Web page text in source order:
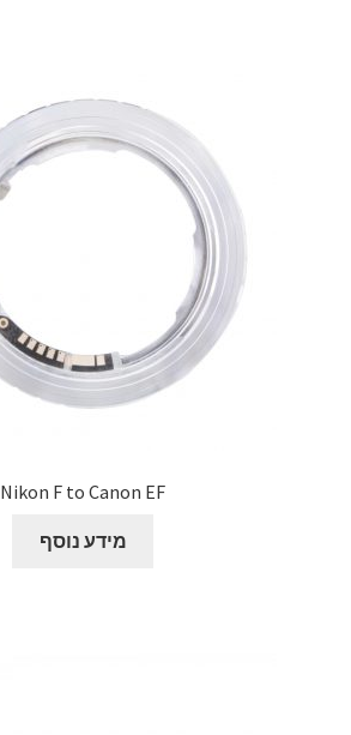
Nikon F to Canon EF
מידע נוסף